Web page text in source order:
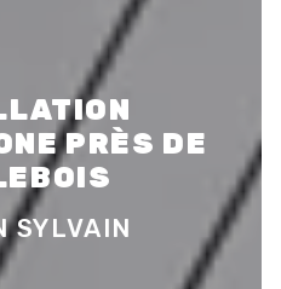
PRÈS DE
SYLVAIN